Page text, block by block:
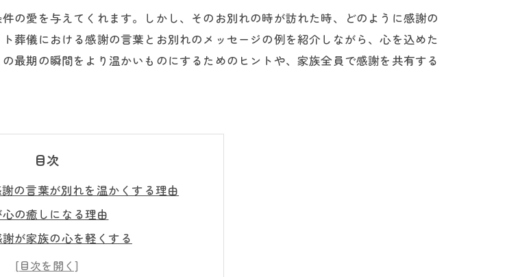
の愛を与えてくれます。しかし、そのお別れの時が訪れた時、どのように感謝の
葬儀における感謝の言葉とお別れのメッセージの例を紹介しながら、心を込めた
最期の瞬間をより温かいものにするためのヒントや、家族全員で感謝を共有する
目次
の言葉が別れを温かくする理由
の癒しになる理由
が家族の心を軽くする
別れを和らげるメカニズム